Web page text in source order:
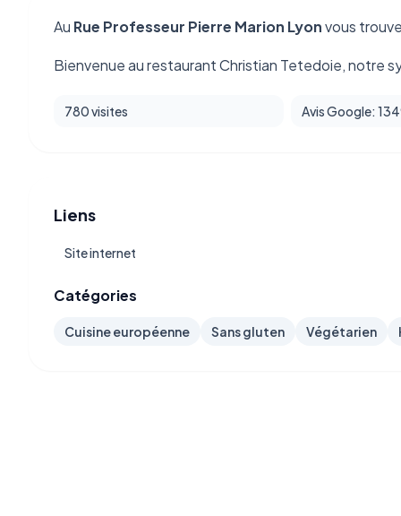
Au Rue Professeur Pierre Marion Lyonvous
Bienvenue au restaurant Christian Tetedoie, notre
780 visites Avis Google:
Liens
Site internet
Catégories
Cuisine européenne Sans gluten Végétarien